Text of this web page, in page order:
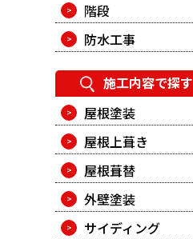
階段
防水工事
施工内容で探す
屋根塗装
屋根上葺き
屋根葺替
外壁塗装
サイディング